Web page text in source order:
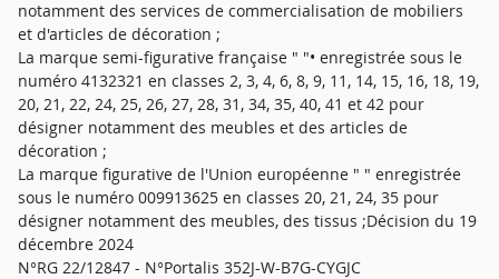
notamment des services de commercialisation de mobiliers
et d'articles de décoration ;
La marque semi-figurative française " "• enregistrée sous le
numéro 4132321 en classes 2, 3, 4, 6, 8, 9, 11, 14, 15, 16, 18, 19,
20, 21, 22, 24, 25, 26, 27, 28, 31, 34, 35, 40, 41 et 42 pour
désigner notamment des meubles et des articles de
décoration ;
La marque figurative de l'Union européenne " " enregistrée
sous le numéro 009913625 en classes 20, 21, 24, 35 pour
désigner notamment des meubles, des tissus ;Décision du 19
décembre 2024
N°RG 22/12847 - N°Portalis 352J-W-B7G-CYGJC